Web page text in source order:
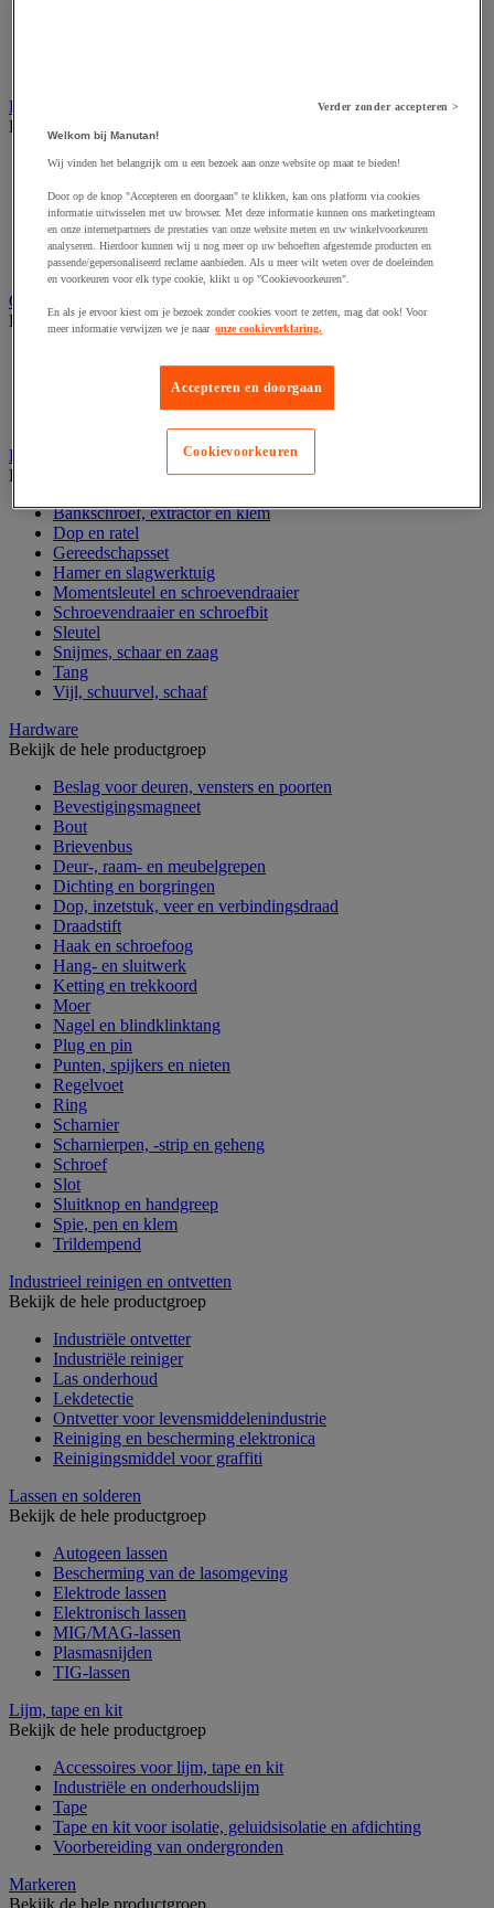
Elektrische toebehoren en verlichting
Bekijk de hele productgroep
Accessoires voor elektrisch schakelpaneel
Elektrische kabel
Elektrische uitrusting
Verlengsnoer, stekkerdoos en kapelhaspel
Wandcontactdoos en schakelaar
Gereedschap opbergen
Bekijk de hele productgroep
Gereedschapskist en opbergtas
Gereedschapskoffer en versterkte kist
Handgereedschap
Bekijk de hele productgroep
Bankschroef, extractor en klem
Dop en ratel
Gereedschapsset
Hamer en slagwerktuig
Momentsleutel en schroevendraaier
Schroevendraaier en schroefbit
Sleutel
Snijmes, schaar en zaag
Tang
Vijl, schuurvel, schaaf
Hardware
Bekijk de hele productgroep
Beslag voor deuren, vensters en poorten
Bevestigingsmagneet
Bout
Brievenbus
Deur-, raam- en meubelgrepen
Dichting en borgringen
Dop, inzetstuk, veer en verbindingsdraad
Draadstift
Haak en schroefoog
Hang- en sluitwerk
Ketting en trekkoord
Moer
Nagel en blindklinktang
Plug en pin
Punten, spijkers en nieten
Regelvoet
Ring
Scharnier
Scharnierpen, -strip en geheng
Schroef
Slot
Sluitknop en handgreep
Spie, pen en klem
Trildempend
Industrieel reinigen en ontvetten
Bekijk de hele productgroep
Industriële ontvetter
Industriële reiniger
Las onderhoud
Lekdetectie
Ontvetter voor levensmiddelenindustrie
Reiniging en bescherming elektronica
Reinigingsmiddel voor graffiti
Lassen en solderen
Bekijk de hele productgroep
Autogeen lassen
Bescherming van de lasomgeving
Elektrode lassen
Elektronisch lassen
MIG/MAG-lassen
Plasmasnijden
TIG-lassen
Lijm, tape en kit
Bekijk de hele productgroep
Accessoires voor lijm, tape en kit
Industriële en onderhoudslijm
Tape
Tape en kit voor isolatie, geluidsisolatie en afdichting
Voorbereiding van ondergronden
Markeren
Bekijk de hele productgroep
Verder zonder accepteren >
Welkom bij Manutan!
Wij vinden het belangrijk om u een bezoek aan onze website op maat te bieden!
Door op de knop "Accepteren en doorgaan" te klikken, kan ons platform via cookies
informatie uitwisselen met uw browser. Met deze informatie kunnen ons marketingteam
en onze internetpartners de prestaties van onze website meten en uw winkelvoorkeuren
analyseren. Hierdoor kunnen wij u nog meer op uw behoeften afgestemde producten en
passende/gepersonaliseerd reclame aanbieden. Als u meer wilt weten over de doeleinden
en voorkeuren voor elk type cookie, klikt u op "Cookievoorkeuren".
En als je ervoor kiest om je bezoek zonder cookies voort te zetten, mag dat ook! Voor
meer informatie verwijzen we je naar onze cookieverklaring.
Accepteren en doorgaan
Cookievoorkeuren